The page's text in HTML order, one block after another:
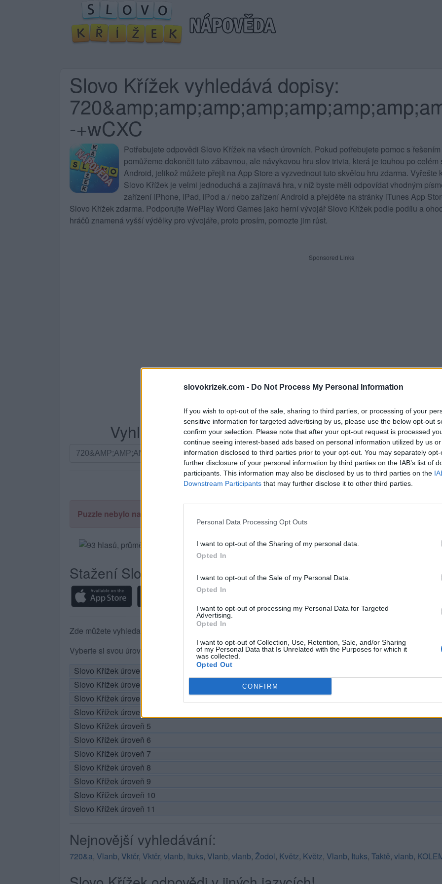
slovokrizek.com - Do Not Process My Personal Information
If you wish to opt-out of the sale, sharing to third parties, or processing of your
sensitive information for targeted advertising by us, please use the below opt-out
confirm your selection. Please note that after your opt-out request is processed
continue seeing interest-based ads based on personal information utilized by us
information disclosed to third parties prior to your opt-out. You may separately
further disclosure of your personal information by third parties on the IAB’s list of
participants. This information may also be disclosed by us to third parties on the
Downstream Participants that may further disclose it to other third parties.
Personal Data Processing Opt Outs
I want to opt-out of the Sharing of my personal data.
Opted In
I want to opt-out of the Sale of my Personal Data.
Opted In
I want to opt-out of processing my Personal Data for Targeted
Advertising.
Opted In
I want to opt-out of Collection, Use, Retention, Sale, and/or Sharing
of my Personal Data that Is Unrelated with the Purposes for which it
was collected.
Opted Out
CONFIRM
Slovo Křížek vyhledává dopisy:
-+wCXC
Potřebujete odpovědi Slovo Křížek na všech úrovních. Pokud potřebujete pomoc s
pomůžeme dokončit tuto zábavnou, ale návykovou hru slov trivia, která je touhou po
Android, jelikož můžete přejít na App Store a vyzvednout tuto skvělou hru zdarma.
Slovo Křížek je velmi jednoduchá a zajímavá hra, v níž byste měli odpovídat vhodným
zařízení iPhone, iPad, iPod a / nebo zařízení Android a přejděte na stránky iTunes App
Slovo Křížek zdarma. Podporujte WePlay Word Games jako herní vývojář Slovo Křížek podle podílu a
hráčů znamená vyšší výdělky pro vývojáře, proto prosím, pomozte jim růst.
Sponsored Links
Vyhledávání podle písmen. Zadejte všechny
Vyhledávání
písmena
Vyberte své puzzle:
Puzzle nebylo nalezeno.
Stažení Slovo Křížek
Zde můžete vyhledat odpověď podle čísla úrovně, ale doporučujeme použít vyhledávání podle písmen.
Vyberte si svou úroveň:
Slovo Křížek úroveň 1
Slovo Křížek úroveň 2
Slovo Křížek úroveň 3
Slovo Křížek úroveň 4
Slovo Křížek úroveň 5
Slovo Křížek úroveň 6
Slovo Křížek úroveň 7
Slovo Křížek úroveň 8
Slovo Křížek úroveň 9
Slovo Křížek úroveň 10
Slovo Křížek úroveň 11
Nejnovější vyhledávání:
720&a, Vlanb, Vktčr, Vktčr, vlanb, Ituks, Vlanb, vlanb, Žodol, Květz, Květz, Vlanb, Ituks, Taktě, vlanb,